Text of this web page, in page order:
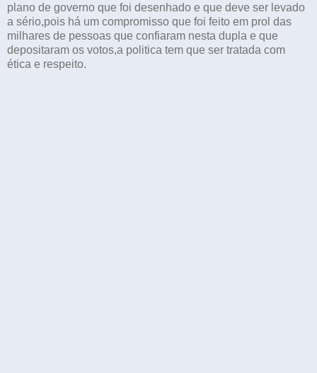
plano de governo que foi desenhado e que deve ser levado
a sério,pois há um compromisso que foi feito em prol das
milhares de pessoas que confiaram nesta dupla e que
depositaram os votos,a politica tem que ser tratada com
ética e respeito.